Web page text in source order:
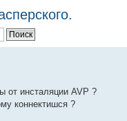
от инсталяции AVP ?
коннектишся ?